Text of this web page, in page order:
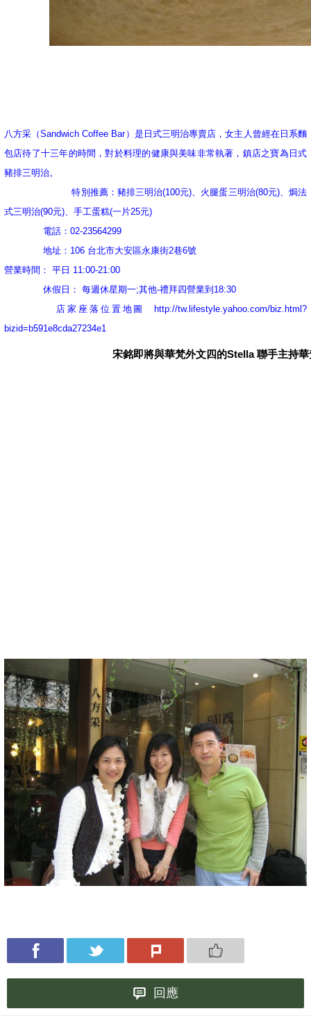
八方采（Sandwich Coffee Bar）是日式三明治專賣店，女主人曾經在日系麵
包店待了十三年的時間，對於料理的健康與美味非常執著，鎮店之寶為日式
豬排三明治。
特別推薦：豬排三明治(100元)、火腿蛋三明治(80元)、焗法
式三明治(90元)、手工蛋糕(一片25元)
電話：02-23564299
地址：106 台北市大安區永康街2巷6號
營業時間： 平日 11:00-21:00
休假日： 每週休星期一;其他-禮拜四營業到18:30
店家座落位置地圖
http://tw.lifestyle.yahoo.com/biz.html?
bizid=b591e8cda27234e1
宋銘即將與華梵外文四的Stella 聯手主持
回應